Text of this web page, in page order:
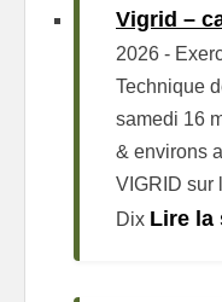
Vigrid –
2026 -
Technique
samedi 16
& environs
VIGRID sur
Dix Lire la